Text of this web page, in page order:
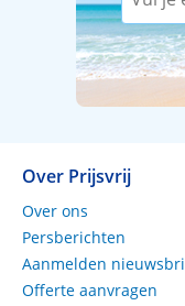
Over Prijsvrij
Over ons
Persberichten
Aanmelden
Offerte aanvragen